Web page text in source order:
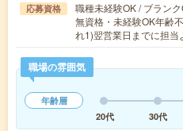
応募資格
職種未経験OK / ブラン
無資格・未経験OK年齢
れ1)翌営業日までに担
職場の雰囲気
年齢層
20代
30代